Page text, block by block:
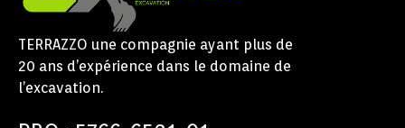
TERRAZZO une compagnie ayant plus de
20 ans d’expérience dans le domaine de
l’excavation.